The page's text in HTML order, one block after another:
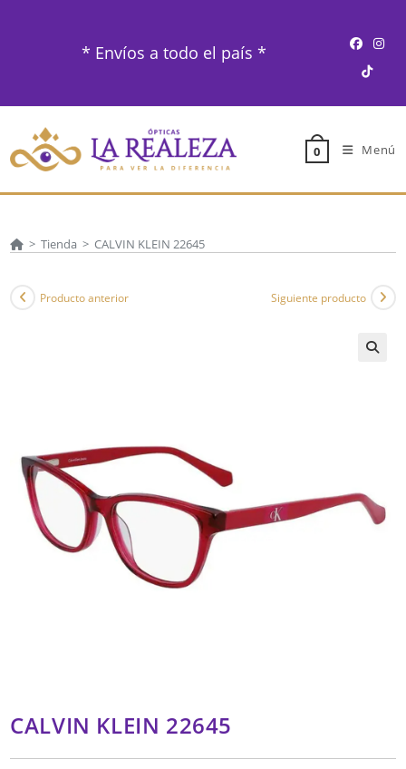
* Envíos a todo el país *
0 Menú
> Tienda > CALVIN KLEIN 22645
Producto anterior Siguiente producto
CALVIN KLEIN 22645